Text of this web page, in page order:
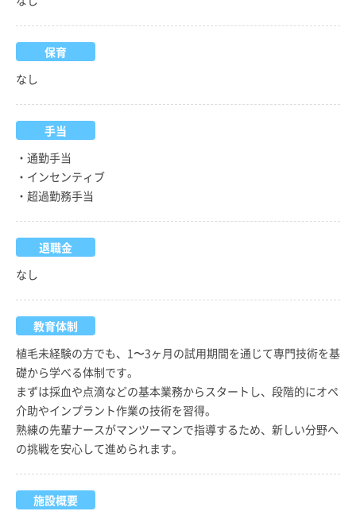
保育
なし
手当
・通勤手当
・インセンティブ
・超過勤務手当
退職金
なし
教育体制
植毛未経験の方でも、1〜3ヶ月の試用期間を通じて専門技術を基
礎から学べる体制です。
まずは採血や点滴などの基本業務からスタートし、段階的にオペ
介助やインプラント作業の技術を習得。
熟練の先輩ナースがマンツーマンで指導するため、新しい分野へ
の挑戦を安心して進められます。
施設概要